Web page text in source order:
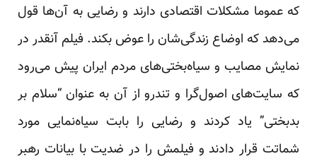
که عموما مشکلات اقتصادی دارند و رضایی به آن‌ها قول
می‌دهد که اوضاع زندگی‌شان را عوض بکند. فیلم آنقدر در
نمایش مصایب و سیاه‌بختی‌های مردم ایران پیش می‌رود
که سایت‌های اصول‌گرا و تندرو از آن به عنوان “سلام بر
بدبختی” یاد کردند و رضایی را بابت سیاه‌نمایی مورد
شماتت قرار دادند و فیلمش را در ضدیت با بیانات رهبر